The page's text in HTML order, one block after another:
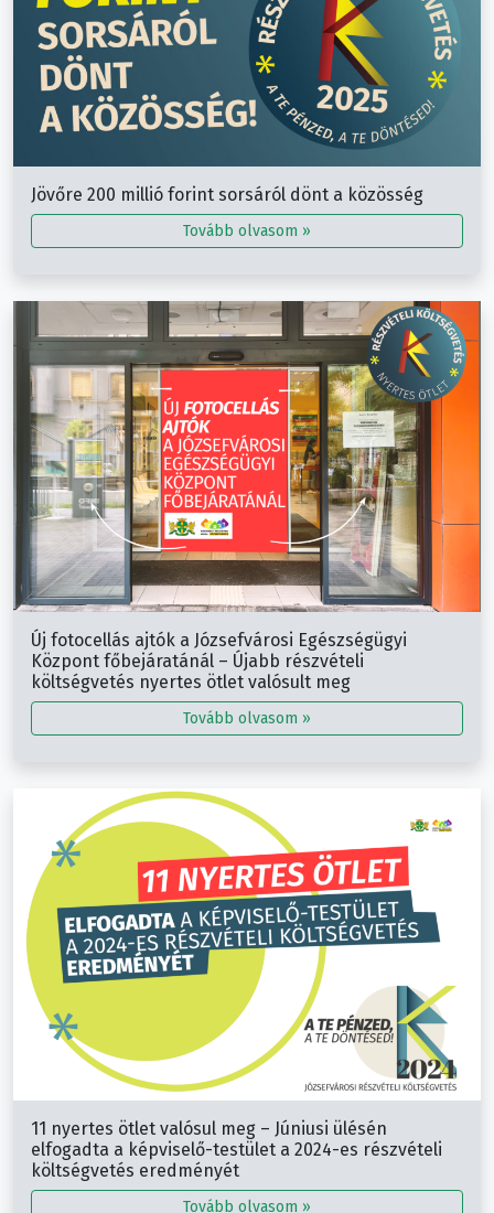
Jövőre 200 millió forint sorsáról dönt a közösség
Tovább olvasom »
Új fotocellás ajtók a Józsefvárosi Egészségügyi
Központ főbejáratánál – Újabb részvételi
költségvetés nyertes ötlet valósult meg
Tovább olvasom »
11 nyertes ötlet valósul meg – Júniusi ülésén
elfogadta a képviselő-testület a 2024-es részvételi
költségvetés eredményét
Tovább olvasom »